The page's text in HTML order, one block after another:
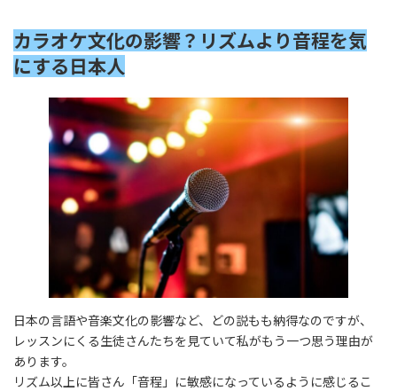
カラオケ文化の影響？リズムより音程を気
にする日本人
日本の言語や音楽文化の影響など、どの説もも納得なのですが、
レッスンにくる生徒さんたちを見ていて私がもう一つ思う理由が
あります。
リズム以上に皆さん「音程」に敏感になっているように感じるこ